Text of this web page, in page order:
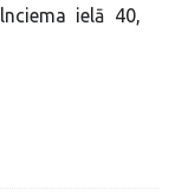
ielā 40,